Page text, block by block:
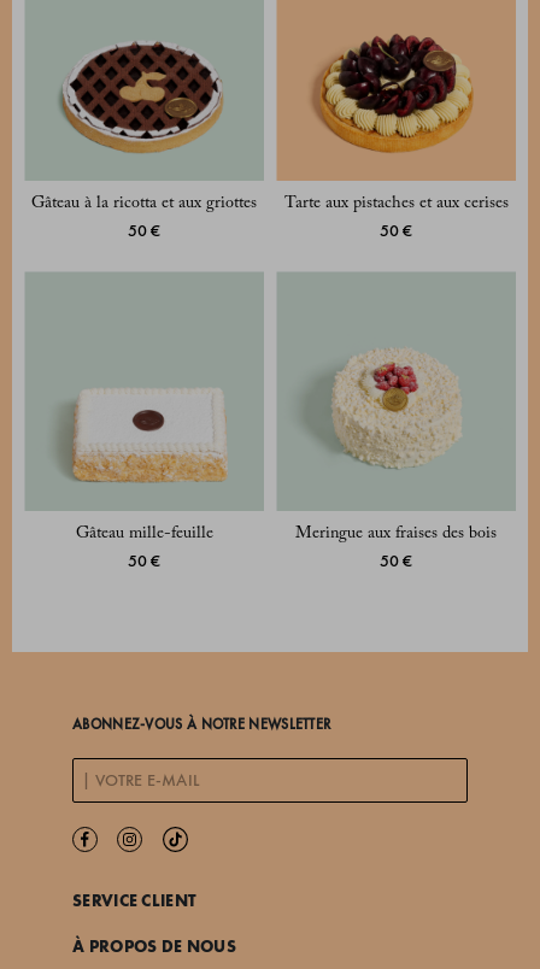
Gâteau à la ricotta et aux griottes
50 €
Tarte aux pistaches et aux cerises
50 €
Gâteau mille-feuille
50 €
Meringue aux fraises des bois
50 €
ABONNEZ-VOUS À NOTRE NEWSLETTER
SERVICE CLIENT
À PROPOS DE NOUS